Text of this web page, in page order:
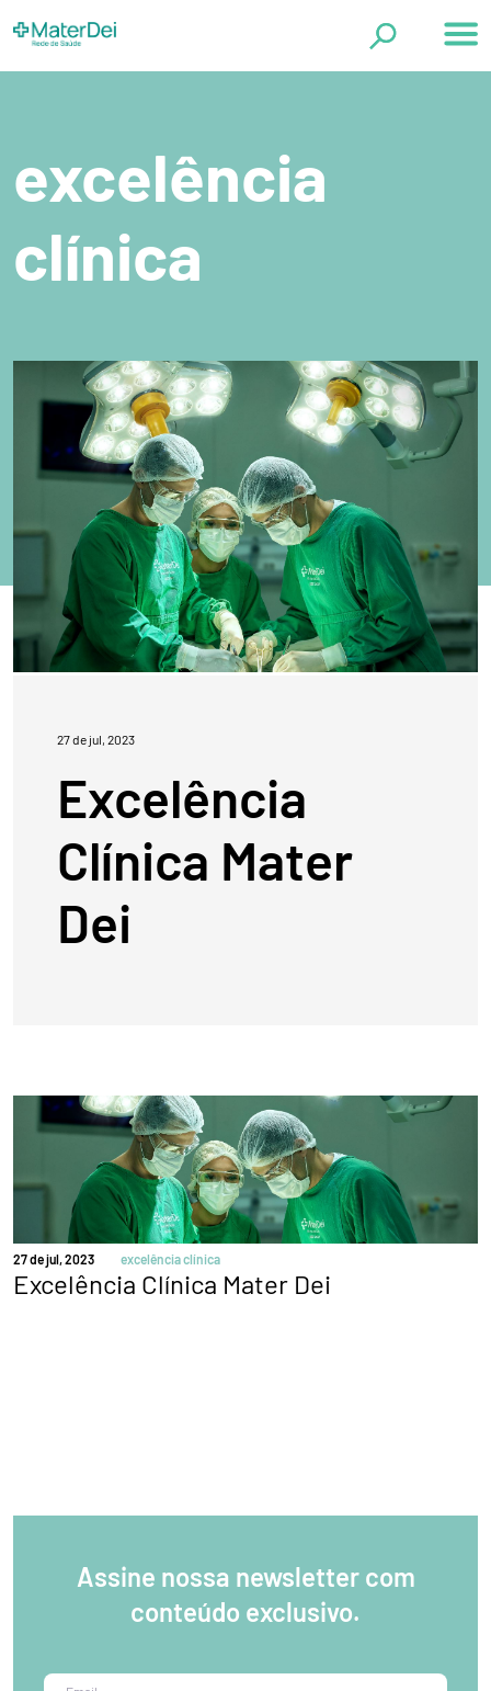
Página Inicial
Categorias
Excelência Clínica
Guia de Doenças
Saúde em Dia
Cirurgia Plástica
excelência
clínica
27 de jul, 2023
Excelência
Clínica Mater
Dei
27 de jul, 2023 excelência clínica
Excelência Clínica Mater Dei
Assine nossa newsletter com
conteúdo exclusivo.